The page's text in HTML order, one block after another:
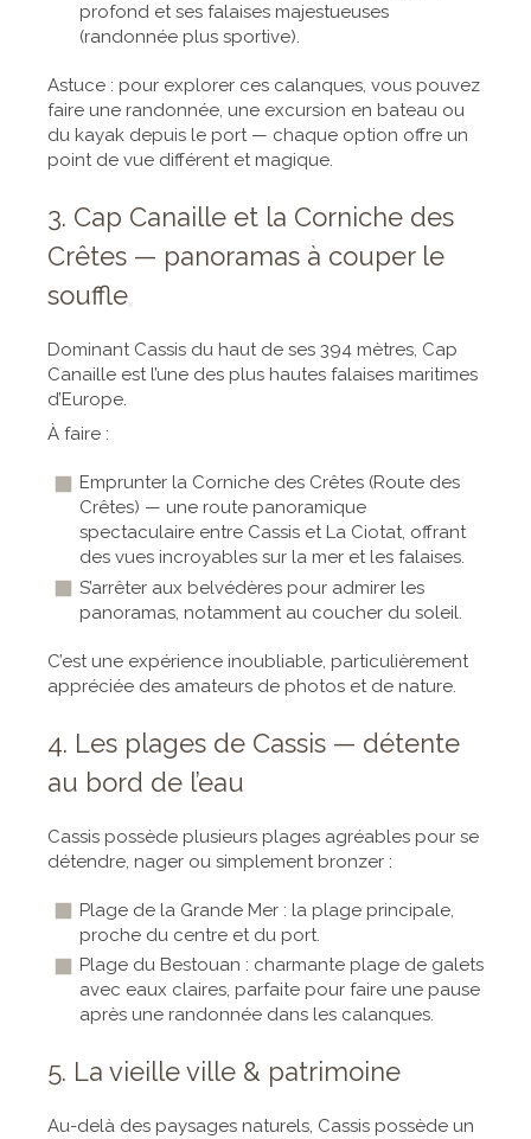
profond et ses falaises majestueuses
(randonnée plus sportive).
Astuce : pour explorer ces calanques, vous pouvez
faire une randonnée, une excursion en bateau ou
du kayak depuis le port — chaque option offre un
point de vue différent et magique.
3. Cap Canaille et la Corniche des
Crêtes — panoramas à couper le
souffle
Dominant Cassis du haut de ses 394 mètres, Cap
Canaille est l’une des plus hautes falaises maritimes
d’Europe.
À faire :
Emprunter la Corniche des Crêtes (Route des
Crêtes) — une route panoramique
spectaculaire entre Cassis et La Ciotat, offrant
des vues incroyables sur la mer et les falaises.
S’arrêter aux belvédères pour admirer les
panoramas, notamment au coucher du soleil.
C’est une expérience inoubliable, particulièrement
appréciée des amateurs de photos et de nature.
4. Les plages de Cassis — détente
au bord de l’eau
Cassis possède plusieurs plages agréables pour se
détendre, nager ou simplement bronzer :
Plage de la Grande Mer : la plage principale,
proche du centre et du port.
Plage du Bestouan : charmante plage de galets
avec eaux claires, parfaite pour faire une pause
après une randonnée dans les calanques.
5. La vieille ville & patrimoine
Au-delà des paysages naturels, Cassis possède un